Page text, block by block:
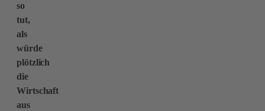
so
tut,
als
würde
plötzlich
die
Wirtschaft
aus